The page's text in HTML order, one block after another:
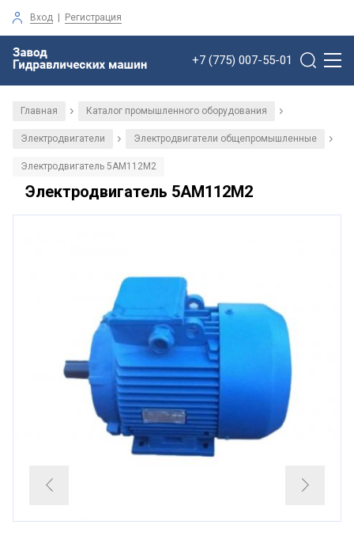
Вход | Регистрация
+7 (775) 007-55-01
Главная / Каталог промышленного оборудования /
Электродвигатели / Электродвигатели общепромышленные /
Электродвигатель 5АМ112М2
Электродвигатель 5АМ112М2